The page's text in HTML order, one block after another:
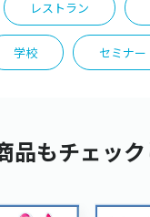
レストラン
学校 セミナー
品もチェッ